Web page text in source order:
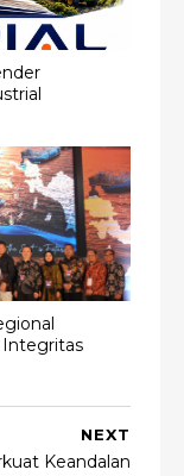
Integritas
NEXT
Keandalan